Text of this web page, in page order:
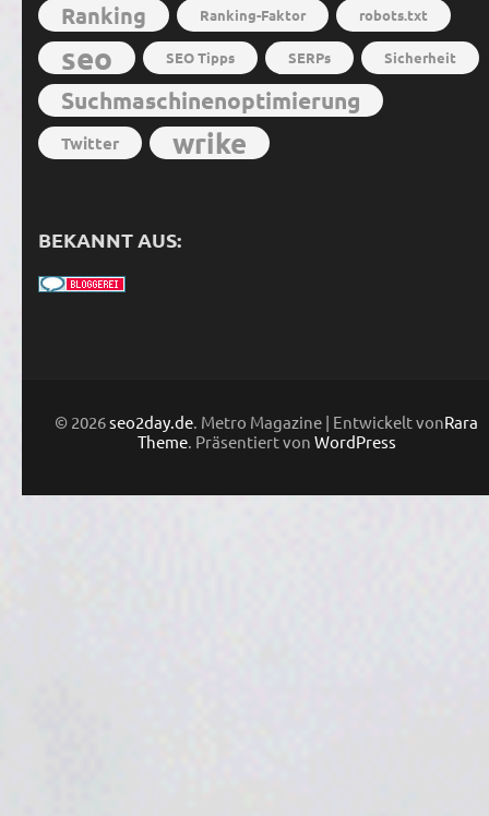
Ranking Ranking-Faktor robots.txt
seo SEO Tipps SERPs Sicherheit
Suchmaschinenoptimierung
Twitter wrike
BEKANNT AUS:
© 2026seo2day.de. Metro Magazine | Entwickelt vonRara
Theme. Präsentiert von WordPress